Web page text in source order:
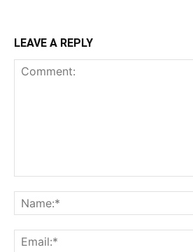
LEAVE A REPLY